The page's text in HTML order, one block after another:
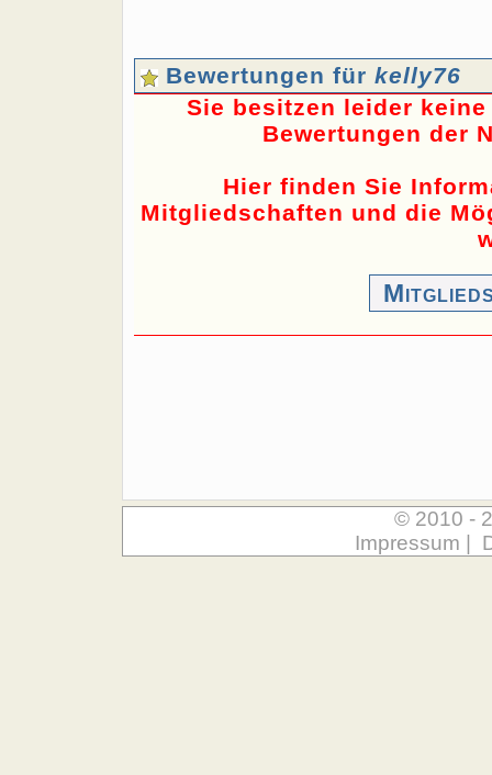
Bewertungen für kelly76
Sie besitzen leider
Bewertungen der
Hier finden Sie
Mitgliedschaften und die
© 2010 -
Impressum